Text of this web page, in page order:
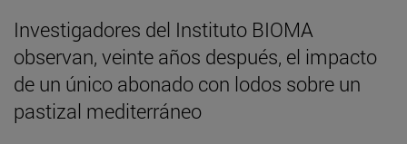
Investigadores del Instituto BIOMA
observan, veinte años después, el impacto
de un único abonado con lodos sobre un
pastizal mediterráneo